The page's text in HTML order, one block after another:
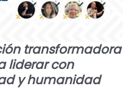
transformadora
liderar con
y humanidad